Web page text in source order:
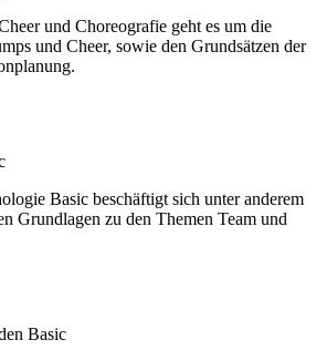
und Choreografie geht es um die
und Cheer, sowie den Grundsätzen der
Basic beschäftigt sich unter anderem
Grundlagen zu den Themen Team und
Basic